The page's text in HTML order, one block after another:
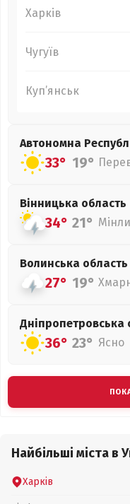
Харків
Чугуїв
Куп’янськ
Автономна
33° 19°
Вінницька область
34° 21°
Волинська область
27° 19°
Дніпропетровська
36° 23° Ясно
Найбільші міста в
Харків